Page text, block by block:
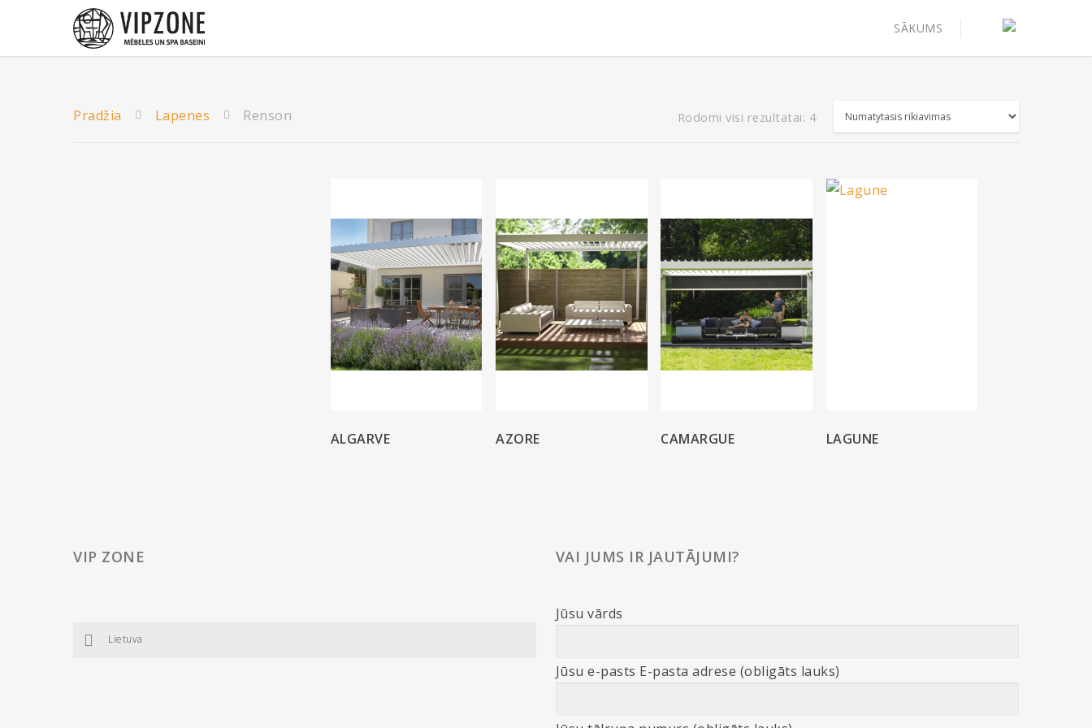
SĀKUMS
Rodomi visi rezultatai: 4
Pradžia Lapenes Renson
ALGARVE AZORE CAMARGUE LAGUNE
VIP ZONE
Lietuva
VAI JUMS IR JAUTĀJUMI?
Jūsu vārds
Jūsu e-pasts E-pasta adrese (obligāts lauks)